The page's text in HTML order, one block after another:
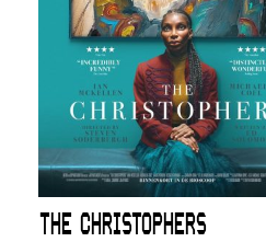
THE CHRISTOPHERS